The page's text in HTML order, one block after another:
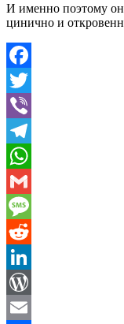
И именно поэтому
цинично и
Facebook
Twitter
Viber
Telegram
WhatsApp
Gmail
Message
Reddit
LinkedIn
WordPress